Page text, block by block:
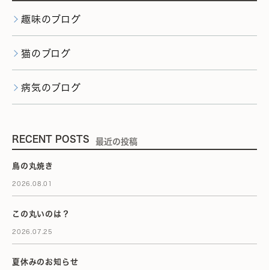
趣味のブログ
猫のブログ
病気のブログ
RECENT POSTS 最近の投稿
鳥の丸焼き
2026.08.01
この丸いのは？
2026.07.25
夏休みのお知らせ